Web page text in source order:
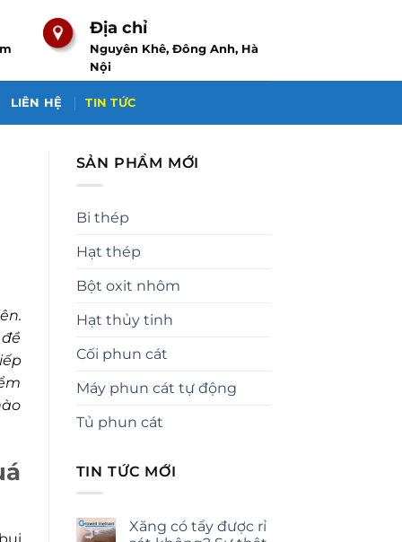
Địa chỉ
Nguyên Khê, Đông Anh, Hà
Nội
LIÊN HỆ TIN TỨC
SẢN PHẨM MỚI
Bi thép
Hạt thép
Bột oxit nhôm
Hạt thủy tinh
Cối phun cát
Máy phun cát tự động
Tủ phun cát
TIN TỨC MỚI
Xăng có tẩy được rỉ